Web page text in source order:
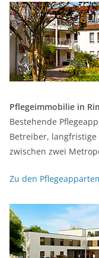
Pflegeimmobilie in
Bestehende
Betreiber,
zwischen zwei
Zu den